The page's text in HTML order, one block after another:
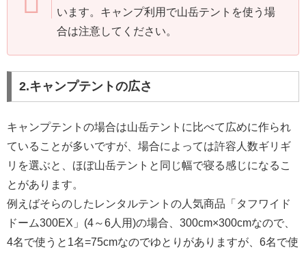
います。キャンプ利用で山岳テントを使う場
合は注意してください。
2.キャンプテントの広さ
キャンプテントの場合は山岳テントに比べて広めに作られ
ていることが多いですが、場合によっては許容人数ギリギ
リを選ぶと、ほぼ山岳テントと同じ幅で寝る感じになるこ
とがあります。
例えばそらのしたレンタルテントの人気商品「タフワイド
ドーム300EX」(4～6人用)の場合、300cm×300cmなので、
4名で使うと1名=75cmなのでゆとりがありますが、6名で使